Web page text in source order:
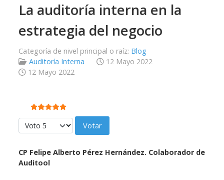
La auditoría interna en la
estrategia del negocio
Categoría de nivel principal o raíz: Blog
Auditoría Interna
12 Mayo 2022
12 Mayo 2022
Ratio:5/5
Por favor, vote
CP Felipe Alberto Pérez Hernández. Colaborador de
Auditool